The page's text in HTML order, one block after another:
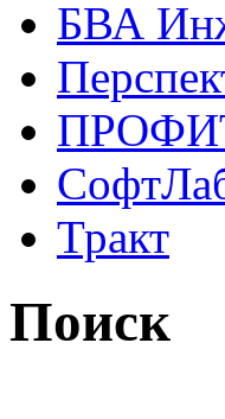
БВА
Тракт
Поиск